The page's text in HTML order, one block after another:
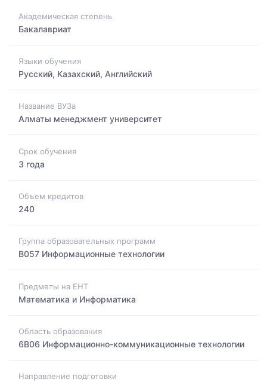
Академическая степень
Бакалавриат
Языки обучения
Русский, Казахский, Английский
Название ВУЗа
Алматы менеджмент университет
Срок обучения
3 года
Объем кредитов
240
Группа образовательных программ
B057 Информационные технологии
Предметы на ЕНТ
Математика и Информатика
Область образования
6B06 Информационно-коммуникационные технологии
Направление подготовки